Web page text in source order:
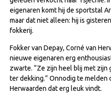
NRPS Keuringen
Hengstenkeuring
Nationale Keuring
Late Veulenkeuring
ABOP
eigenaren komt hij de sportstal
maar dat niet alleen: hij is
fokkerij.
Fokker van Depay, Corné van
nieuwe eigenaren erg
zwarte. “Ze zijn heel blij met
ter dekking.” Onnodig te melden
Herwaarden dat erg leuk vindt.